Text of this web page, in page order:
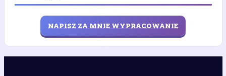
NAPISZ ZA MNIE WYPRACOWANIE